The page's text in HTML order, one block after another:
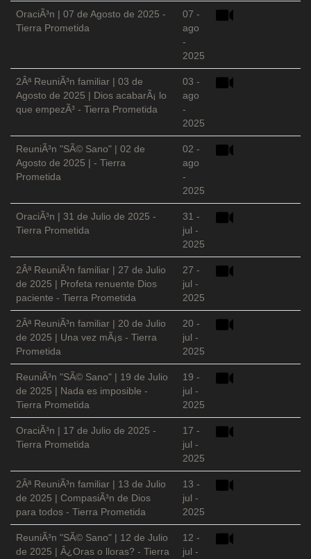
OraciÃ³n | 07 de Agosto de 2025 -
Tierra Prometida
07 -
ago
-
2025
2Âª ReuniÃ³n familiar | 03 de
Agosto de 2025 | Dios acabarÃ¡ lo
que empezÃ³ - Tierra Prometida
03 -
ago
-
2025
ReuniÃ³n "SÃ© Sano" | 02 de
Agosto de 2025 | - Tierra
Prometida
02 -
ago
-
2025
OraciÃ³n | 31 de Julio de 2025 -
Tierra Prometida
31 -
jul -
2025
2Âª ReuniÃ³n familiar | 27 de Julio
de 2025 | Profeta renuente Dios
paciente - Tierra Prometida
27 -
jul -
2025
2Âª ReuniÃ³n familiar | 20 de Julio
de 2025 | Una vez mÃ¡s - Tierra
Prometida
20 -
jul -
2025
ReuniÃ³n "SÃ© Sano" | 19 de Julio
de 2025 | Nada es imposible -
Tierra Prometida
19 -
jul -
2025
OraciÃ³n | 17 de Julio de 2025 -
Tierra Prometida
17 -
jul -
2025
2Âª ReuniÃ³n familiar | 13 de Julio
de 2025 | CompasiÃ³n de Dios
para todos - Tierra Prometida
13 -
jul -
2025
ReuniÃ³n "SÃ© Sano" | 12 de Julio
de 2025 | Â¿Oras o lloras? - Tierra
12 -
jul -